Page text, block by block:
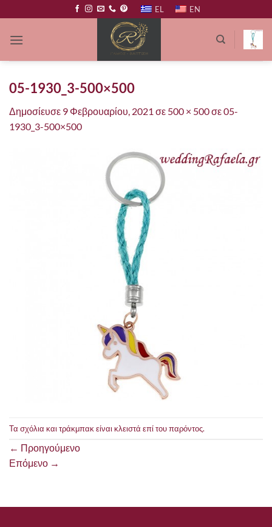
στο
περιεχόμενο
EL EN
05-1930_3-500×500
Δημοσίευσε 9 Φεβρουαρίου, 2021 σε 500 × 500σε05-
1930_3-500×500
Τα σχόλια και τράκμπακ είναι κλειστά επί του παρόντος.
← Προηγούμενο
Επόμενο →